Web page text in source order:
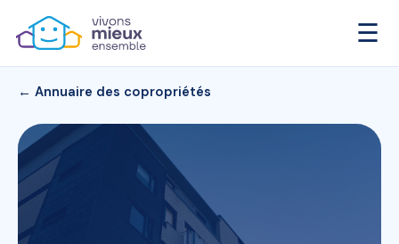
☰
← Annuaire des copropriétés